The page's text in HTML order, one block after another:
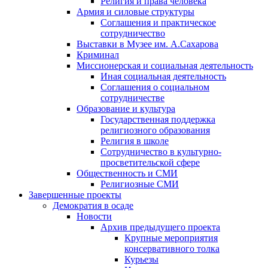
Армия и силовые структуры
Соглашения и практическое
сотрудничество
Выставки в Музее им. А.Сахарова
Криминал
Миссионерская и социальная деятельность
Иная социальная деятельность
Соглашения о социальном
сотрудничестве
Образование и культура
Государственная поддержка
религиозного образования
Религия в школе
Сотрудничество в культурно-
просветительской сфере
Общественность и СМИ
Религиозные СМИ
Завершенные проекты
Демократия в осаде
Новости
Архив предыдущего проекта
Крупные мероприятия
консервативного толка
Курьезы